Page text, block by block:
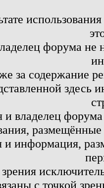
форума не
за содержание
здесь
владелец
и информация,
с точкой